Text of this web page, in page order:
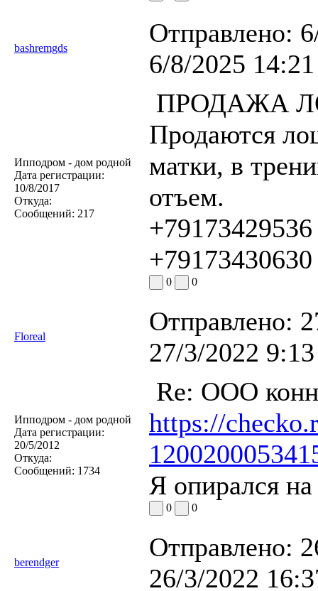
bashremgds
Отправлено:
6/8/2025 14:21
Ипподром - дом родной
Дата регистрации:
10/8/2017
Откуда:
Сообщений: 217
ПРОДАЖА
Продаются
матки, в
отъем.
+79173429536
+79173430630
0 0
Floreal
Отправлено:
27/3/2022 9:13
Ипподром - дом родной
Дата регистрации:
20/5/2012
Откуда:
Сообщений: 1734
Re: ООО
https://
Я опирался
0 0
berendger
Отправлено:
26/3/2022